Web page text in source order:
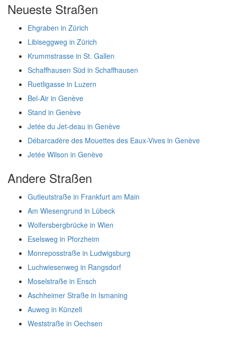
Neueste Straßen
Ehgraben in Zürich
Libiseggweg in Zürich
Krummstrasse in St. Gallen
Schaffhausen Süd in Schaffhausen
Ruetligasse in Luzern
Bel-Air in Genève
Stand in Genève
Jetée du Jet-deau in Genève
Débarcadère des Mouettes des Eaux-Vives in Genève
Jetée Wilson in Genève
Andere Straßen
Gutleutstraße in Frankfurt am Main
Am Wiesengrund in Lübeck
Wolfersbergbrücke in Wien
Eselsweg in Pforzheim
Monreposstraße in Ludwigsburg
Luchwiesenweg in Rangsdorf
Moselstraße in Ensch
Aschheimer Straße in Ismaning
Auweg in Künzell
Weststraße in Oechsen